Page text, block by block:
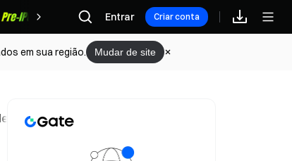
Recompensas
Entrar Criar conta
em sua região. Mudar de site
início de 2026